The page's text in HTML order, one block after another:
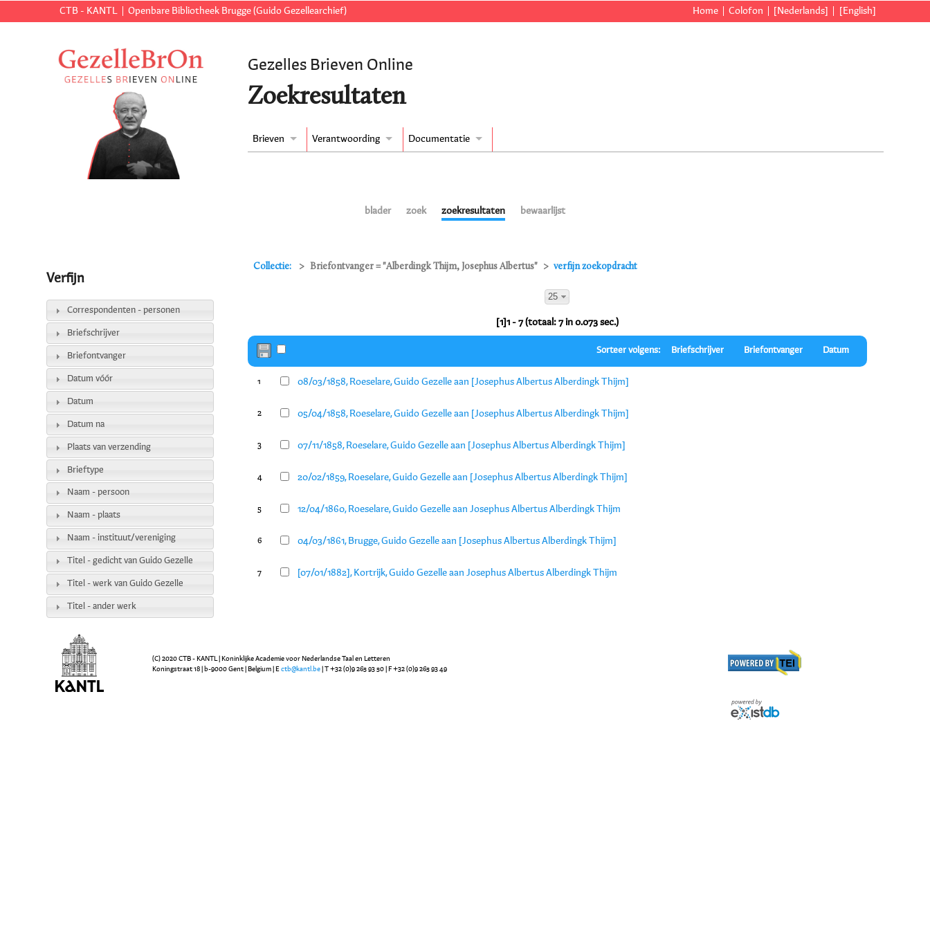
CTB - KANTL Openbare Bibliotheek Brugge (Guido Gezellearchief) Home Colofon [Nederlands] [English]
Gezelles Brieven Online
Zoekresultaten
Brieven Verantwoording Documentatie
blader zoek zoekresultaten bewaarlijst
Collectie: Briefontvanger = "Alberdingk Thijm, Josephus Albertus" verfijn zoekopdracht
25
[1]1 - 7 (totaal: 7 in 0.073 sec.)
Sorteer volgens: Briefschrijver Briefontvanger Datum
1 08/03/1858, Roeselare, Guido Gezelle aan [Josephus Albertus Alberdingk Thijm]
2 05/04/1858, Roeselare, Guido Gezelle aan [Josephus Albertus Alberdingk Thijm]
3 07/11/1858, Roeselare, Guido Gezelle aan [Josephus Albertus Alberdingk Thijm]
4 20/02/1859, Roeselare, Guido Gezelle aan [Josephus Albertus Alberdingk Thijm]
5 12/04/1860, Roeselare, Guido Gezelle aan Josephus Albertus Alberdingk Thijm
6 04/03/1861, Brugge, Guido Gezelle aan [Josephus Albertus Alberdingk Thijm]
7 [07/01/1882], Kortrijk, Guido Gezelle aan Josephus Albertus Alberdingk Thijm
Verfijn
Correspondenten - personen
Briefschrijver
Briefontvanger
Datum vóór
Datum
Datum na
Plaats van verzending
Brieftype
Naam - persoon
Naam - plaats
Naam - instituut/vereniging
Titel - gedicht van Guido Gezelle
Titel - werk van Guido Gezelle
Titel - ander werk
(C) 2020 CTB - KANTL | Koninklijke Academie voor Nederlandse Taal en Letteren
Koningstraat 18 | b-9000 Gent | Belgium | Ectb@kantl.be | T +32 (0)9 265 93 50 | F +32 (0)9 265 93 49